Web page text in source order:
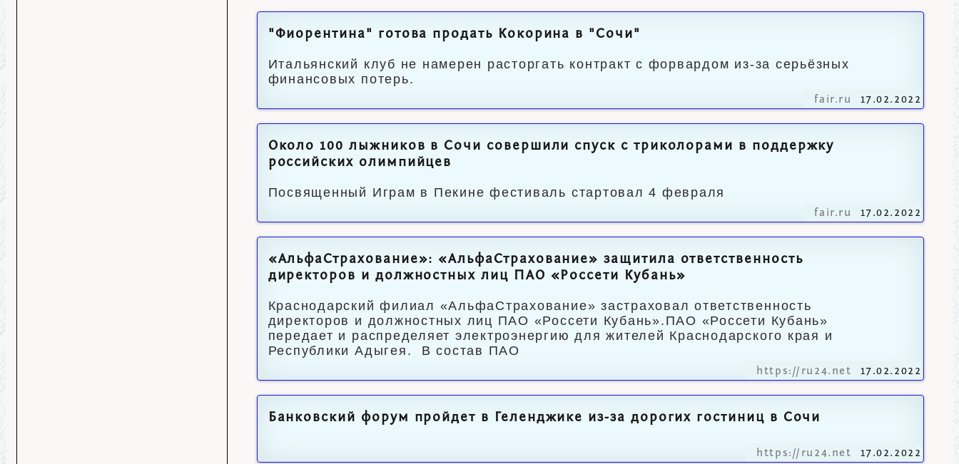
"Фиорентина" готова продать Кокорина в "Сочи"
Итальянский клуб не намерен расторгать контракт с форвардом из-за серьёзных
финансовых потерь.
fair.ru 17.02.2022
Около 100 лыжников в Сочи совершили спуск с триколорами в поддержку
российских олимпийцев
Посвященный Играм в Пекине фестиваль стартовал 4 февраля
fair.ru 17.02.2022
«АльфаСтрахование»: «АльфаСтрахование» защитила ответственность
директоров и должностных лиц ПАО «Россети Кубань»
Краснодарский филиал «АльфаСтрахование» застраховал ответственность
директоров и должностных лиц ПАО «Россети Кубань».ПАО «Россети Кубань»
передает и распределяет электроэнергию для жителей Краснодарского края и
Республики Адыгея. В состав ПАО
https://ru24.net 17.02.2022
Банковский форум пройдет в Геленджике из-за дорогих гостиниц в Сочи
https://ru24.net 17.02.2022